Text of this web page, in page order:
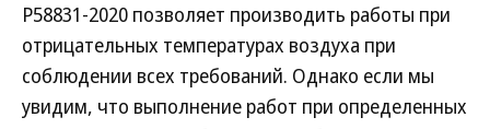
Р58831-2020 позволяет производить работы при
отрицательных температурах воздуха при
соблюдении всех требований. Однако если мы
увидим, что выполнение работ при определенных